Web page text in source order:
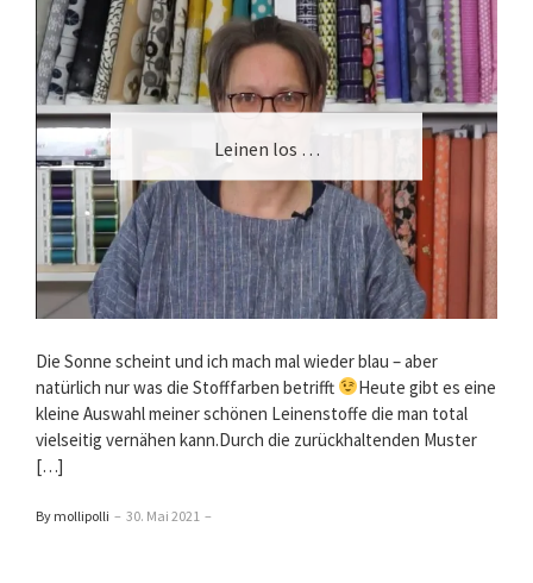
Leinen los …
Die Sonne scheint und ich mach mal wieder blau – aber
natürlich nur was die Stofffarben betrifft
Heute gibt es eine
kleine Auswahl meiner schönen Leinenstoffe die man total
vielseitig vernähen kann.Durch die zurückhaltenden Muster
[…]
By mollipolli – 30. Mai 2021 –